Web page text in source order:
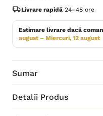
Livrare rapidă 24–48 ore
Estimare livrare dacă
august – Miercuri, 12 august
Sumar
Detalii Produs